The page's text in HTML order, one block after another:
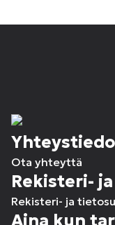
Ota yhteyttä
Rekisteri-
Rekisteri- ja
Aina kun